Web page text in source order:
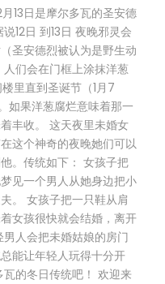
13日是摩尔多瓦的圣安德
12日 到13日 夜晚邪灵会
圣安德烈被认为是野生动
们会在门框上涂抹洋葱
里直到圣诞节（1月7
如果洋葱腐烂意味着那一
丰收。 这天夜里未婚女
这个神奇的夜晚她们可以
。传统如下： 女孩子把
见一个男人从她身边把小
。 女孩子把一只鞋从肩
女孩很快就会结婚，离开
人会把未婚姑娘的房门
能让年轻人玩得十分开
的冬日传统吧！ 欢迎来